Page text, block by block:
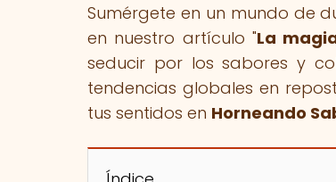
Sumérgete en un mundo de
en nuestro artículo "La
seducir por los sabores y
tendencias globales en
tus sentidos en Horneando